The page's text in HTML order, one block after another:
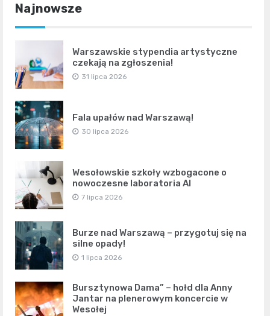
Najnowsze
Warszawskie stypendia artystyczne
czekają na zgłoszenia!
31 lipca 2026
Fala upałów nad Warszawą!
30 lipca 2026
Wesołowskie szkoły wzbogacone o
nowoczesne laboratoria AI
7 lipca 2026
Burze nad Warszawą – przygotuj się na
silne opady!
1 lipca 2026
Bursztynowa Dama” – hołd dla Anny
Jantar na plenerowym koncercie w
Wesołej